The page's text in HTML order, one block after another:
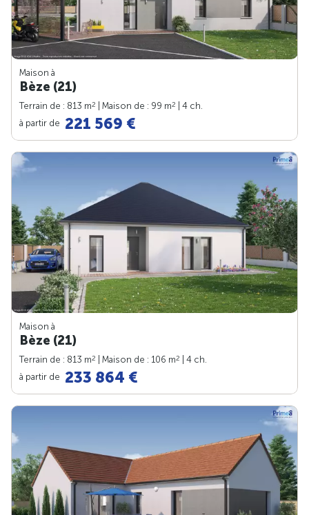
Maison à
Bèze (21)
Terrain de : 813 m2 | Maison de : 99 m2
| 4 ch.
à partir de 221 569 €
Maison à
Bèze (21)
Terrain de : 813 m2 | Maison de : 106 m2
| 4 ch.
à partir de 233 864 €